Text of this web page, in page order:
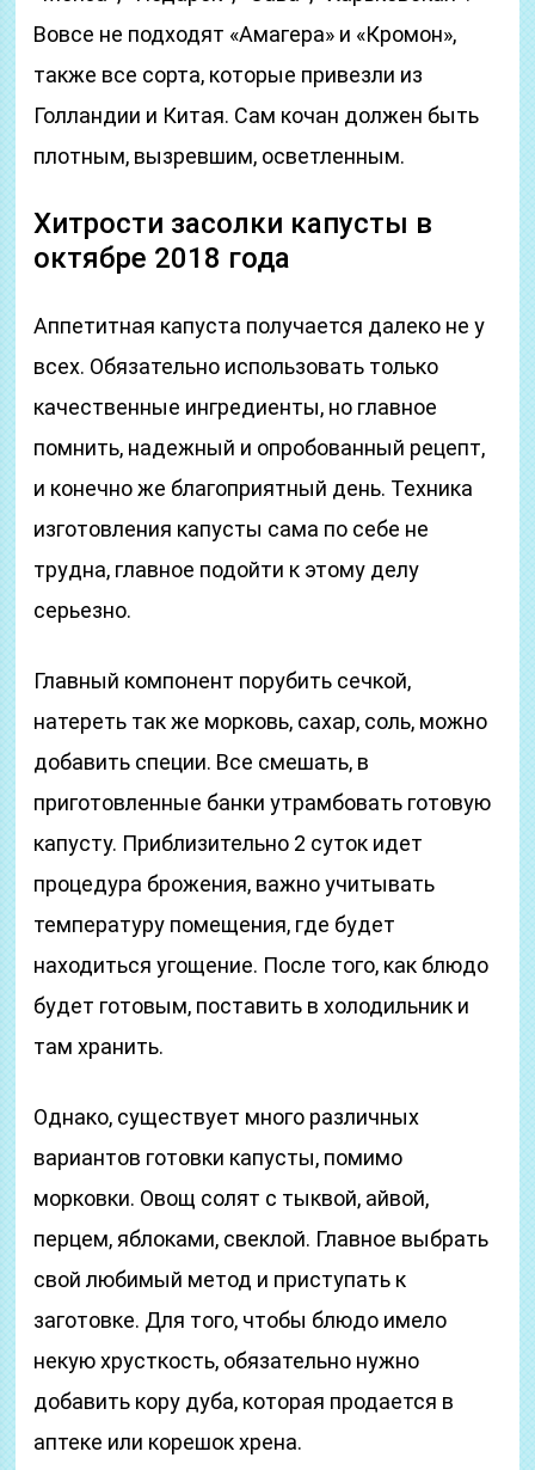
Вовсе не подходят «Амагера» и «Кромон»,
также все сорта, которые привезли из
Голландии и Китая. Сам кочан должен быть
плотным, вызревшим, осветленным.
Хитрости засолки капусты в
октябре 2018 года
Аппетитная капуста получается далеко не у
всех. Обязательно использовать только
качественные ингредиенты, но главное
помнить, надежный и опробованный рецепт,
и конечно же благоприятный день. Техника
изготовления капусты сама по себе не
трудна, главное подойти к этому делу
серьезно.
Главный компонент порубить сечкой,
натереть так же морковь, сахар, соль, можно
добавить специи. Все смешать, в
приготовленные банки утрамбовать готовую
капусту. Приблизительно 2 суток идет
процедура брожения, важно учитывать
температуру помещения, где будет
находиться угощение. После того, как блюдо
будет готовым, поставить в холодильник и
там хранить.
Однако, существует много различных
вариантов готовки капусты, помимо
морковки. Овощ солят с тыквой, айвой,
перцем, яблоками, свеклой. Главное выбрать
свой любимый метод и приступать к
заготовке. Для того, чтобы блюдо имело
некую хрусткость, обязательно нужно
добавить кору дуба, которая продается в
аптеке или корешок хрена.